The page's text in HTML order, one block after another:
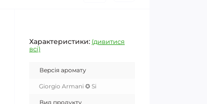
Характеристики: (дивитися
всі)
Версія аромату
Giorgio Armani ✪ Si
Вид продукту